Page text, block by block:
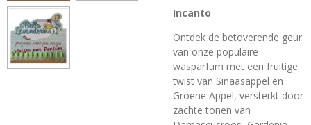
Incanto
Ontdek de betoverende geur
van onze populaire
wasparfum met een fruitige
twist van Sinaasappel en
Groene Appel, versterkt door
zachte tonen van